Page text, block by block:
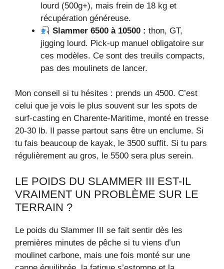
lourd (500g+), mais frein de 18 kg et
récupération généreuse.
Slammer 6500 à 10500 : thon, GT,
jigging lourd. Pick-up manuel obligatoire sur
ces modèles. Ce sont des treuils compacts,
pas des moulinets de lancer.
Mon conseil si tu hésites : prends un 4500. C’est
celui que je vois le plus souvent sur les spots de
surf-casting en Charente-Maritime, monté en tresse
20-30 lb. Il passe partout sans être un enclume. Si
tu fais beaucoup de kayak, le 3500 suffit. Si tu pars
régulièrement au gros, le 5500 sera plus serein.
LE POIDS DU SLAMMER III EST-IL
VRAIMENT UN PROBLÈME SUR LE
TERRAIN ?
Le poids du Slammer III se fait sentir dès les
premières minutes de pêche si tu viens d’un
moulinet carbone, mais une fois monté sur une